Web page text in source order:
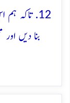
12. تاکہ
بنا دیں